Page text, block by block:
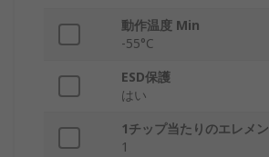
動作温度 Min
-55°C
ESD保護
はい
1チップ当たりのエレメ
1